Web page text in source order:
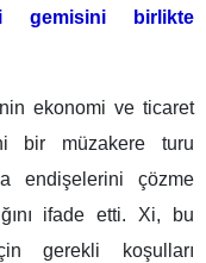
gemisini birlikte
ekonomi ve ticaret
bir müzakere turu
endişelerini çözme
ifade etti. Xi, bu
gerekli koşulları